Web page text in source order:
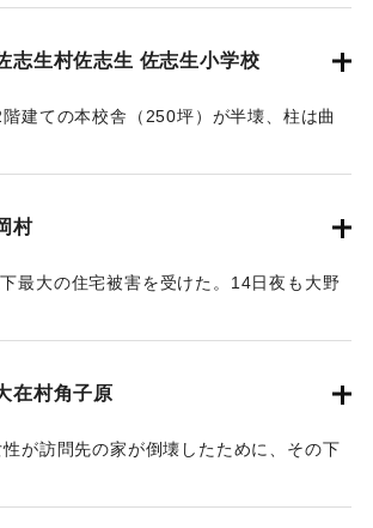
滅シテ仕舞タノテアル 時ノ両川村長権
長安部邦夫氏ノ聡明ト侠氣トハ快ク地元
着工数ヶ月ニシテ縣北屈指ノ雄大堅牢ヲ
績實ニ著大ナモノガアル 僅々五十戸ニ過
志生村佐志生 佐志生小学校
建ての本校舎（250坪）が半壊、柱は曲
、420名の生徒は教室を失ってしまった。
果、割合損害の少ない2階建ての講堂兼教
2学級を収容、他の8学級300名を桑原、目
ため机を入れることもできず、板の間に
村
最大の住宅被害を受けた。14日夜も大野
松岡、菰田集落ではわずか9戸のうち住宅
死者1人を出した。そのほか建物の全半壊は
聞 1951年10月22日朝刊1面】
在村角子原
が訪問先の家が倒壊したために、その下